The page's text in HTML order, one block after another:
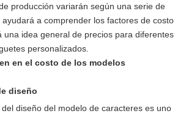
producción variarán según una serie de
a comprender los factores de costo
una idea general de precios para diferentes
personalizados.
en el costo de los modelos
diseño
diseño del modelo de caracteres es uno